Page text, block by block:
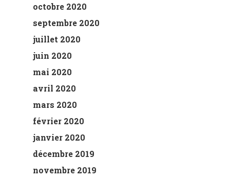
octobre 2020
septembre 2020
juillet 2020
juin 2020
mai 2020
avril 2020
mars 2020
février 2020
janvier 2020
décembre 2019
novembre 2019